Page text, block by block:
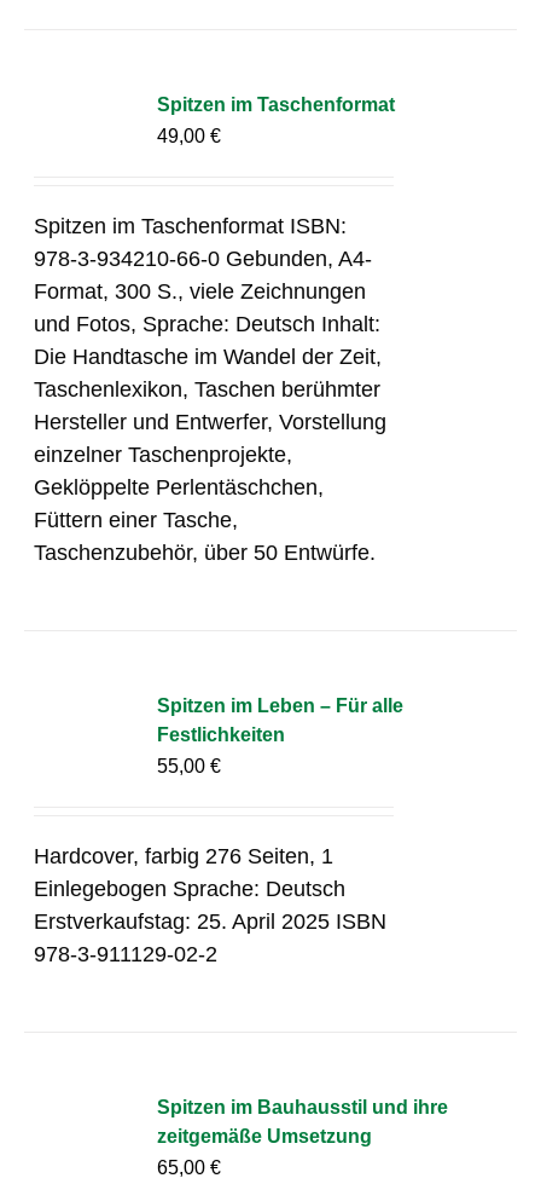
Spitzen im Taschenformat
49,00€
Spitzen im Taschenformat ISBN:
978-3-934210-66-0 Gebunden, A4-
Format, 300 S., viele Zeichnungen
und Fotos, Sprache: Deutsch Inhalt:
Die Handtasche im Wandel der Zeit,
Taschenlexikon, Taschen berühmter
Hersteller und Entwerfer, Vorstellung
einzelner Taschenprojekte,
Geklöppelte Perlentäschchen,
Füttern einer Tasche,
Taschenzubehör, über 50 Entwürfe.
Spitzen im Leben – Für alle
Festlichkeiten
55,00€
Hardcover, farbig 276 Seiten, 1
Einlegebogen Sprache: Deutsch
Erstverkaufstag: 25. April 2025 ISBN
978-3-911129-02-2
Spitzen im Bauhausstil und ihre
zeitgemäße Umsetzung
65,00€